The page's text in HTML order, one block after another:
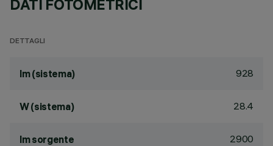
DATI FOTOMETRICI
DETTAGLI
lm (sistema) 928
W (sistema) 28.4
lm sorgente 2900